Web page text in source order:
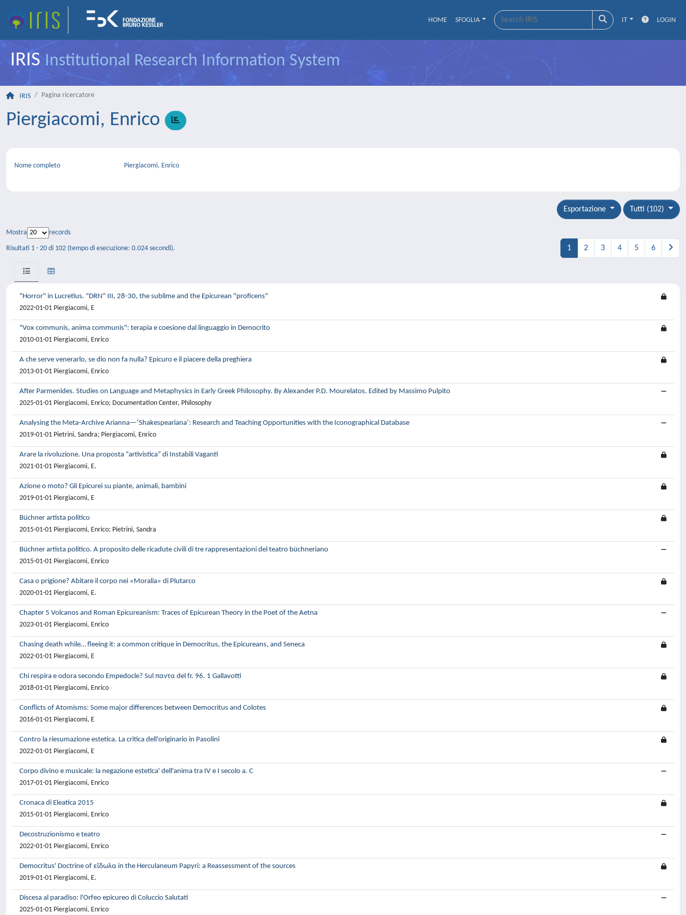
HOME SFOGLIA IT LOGIN
IRISInstitutional Research Information System
IRIS Pagina ricercatore
Piergiacomi, Enrico
Nome completo Piergiacomi, Enrico
Tutti (102)
Esportazione
Mostra records
Risultati 1 - 20 di 102 (tempo di esecuzione: 0.024 secondi). 1 2 3 4 5 6
"Horror" in Lucretius. "DRN" III, 28-30, the sublime and the Epicurean "proficens"
2022-01-01 Piergiacomi, E
"Vox communis, anima communis": terapia e coesione dal linguaggio in Democrito
2010-01-01 Piergiacomi, Enrico
A che serve venerarlo, se dio non fa nulla? Epicuro e il piacere della preghiera
2013-01-01 Piergiacomi, Enrico
After Parmenides. Studies on Language and Metaphysics in Early Greek Philosophy. By Alexander P.D. Mourelatos. Edited by Massimo Pulpito
2025-01-01 Piergiacomi, Enrico; Documentation Center, Philosophy
Analysing the Meta-Archive Arianna—‘Shakespeariana’: Research and Teaching Opportunities with the Iconographical Database
2019-01-01 Pietrini, Sandra; Piergiacomi, Enrico
Arare la rivoluzione. Una proposta “artivistica” di Instabili Vaganti
2021-01-01 Piergiacomi, E.
Azione o moto? Gli Epicurei su piante, animali, bambini
2019-01-01 Piergiacomi, E
Büchner artista politico
2015-01-01 Piergiacomi, Enrico; Pietrini, Sandra
Büchner artista politico. A proposito delle ricadute civili di tre rappresentazioni del teatro büchneriano
2015-01-01 Piergiacomi, Enrico
Casa o prigione? Abitare il corpo nei «Moralia» di Plutarco
2020-01-01 Piergiacomi, E.
Chapter 5 Volcanos and Roman Epicureanism: Traces of Epicurean Theory in the Poet of the Aetna
2023-01-01 Piergiacomi, Enrico
Chasing death while… fleeing it: a common critique in Democritus, the Epicureans, and Seneca
2022-01-01 Piergiacomi, E
Chi respira e odora secondo Empedocle? Sul παντα del fr. 96. 1 Gallavotti
2018-01-01 Piergiacomi, Enrico
Conflicts of Atomisms: Some major differences between Democritus and Colotes
2016-01-01 Piergiacomi, E
Contro la riesumazione estetica. La critica dell'originario in Pasolini
2022-01-01 Piergiacomi, E
Corpo divino e musicale: la negazione estetica' dell'anima tra IV e I secolo a. C
2017-01-01 Piergiacomi, Enrico
Cronaca di Eleatica 2015
2015-01-01 Piergiacomi, Enrico
Decostruzionismo e teatro
2022-01-01 Piergiacomi, Enrico
Democritus' Doctrine of εἴδωλα in the Herculaneum Papyri: a Reassessment of the sources
2019-01-01 Piergiacomi, E.
Discesa al paradiso: l'Orfeo epicureo di Coluccio Salutati
2025-01-01 Piergiacomi, Enrico